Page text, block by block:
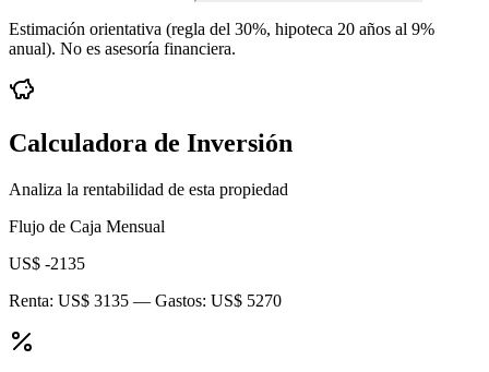
Estimación orientativa (regla del 30%, hipoteca 20 años al 9%
anual). No es asesoría financiera.
Calculadora de Inversión
Analiza la rentabilidad de esta propiedad
Flujo de Caja Mensual
US$ -2135
Renta: US$ 3135 — Gastos: US$ 5270